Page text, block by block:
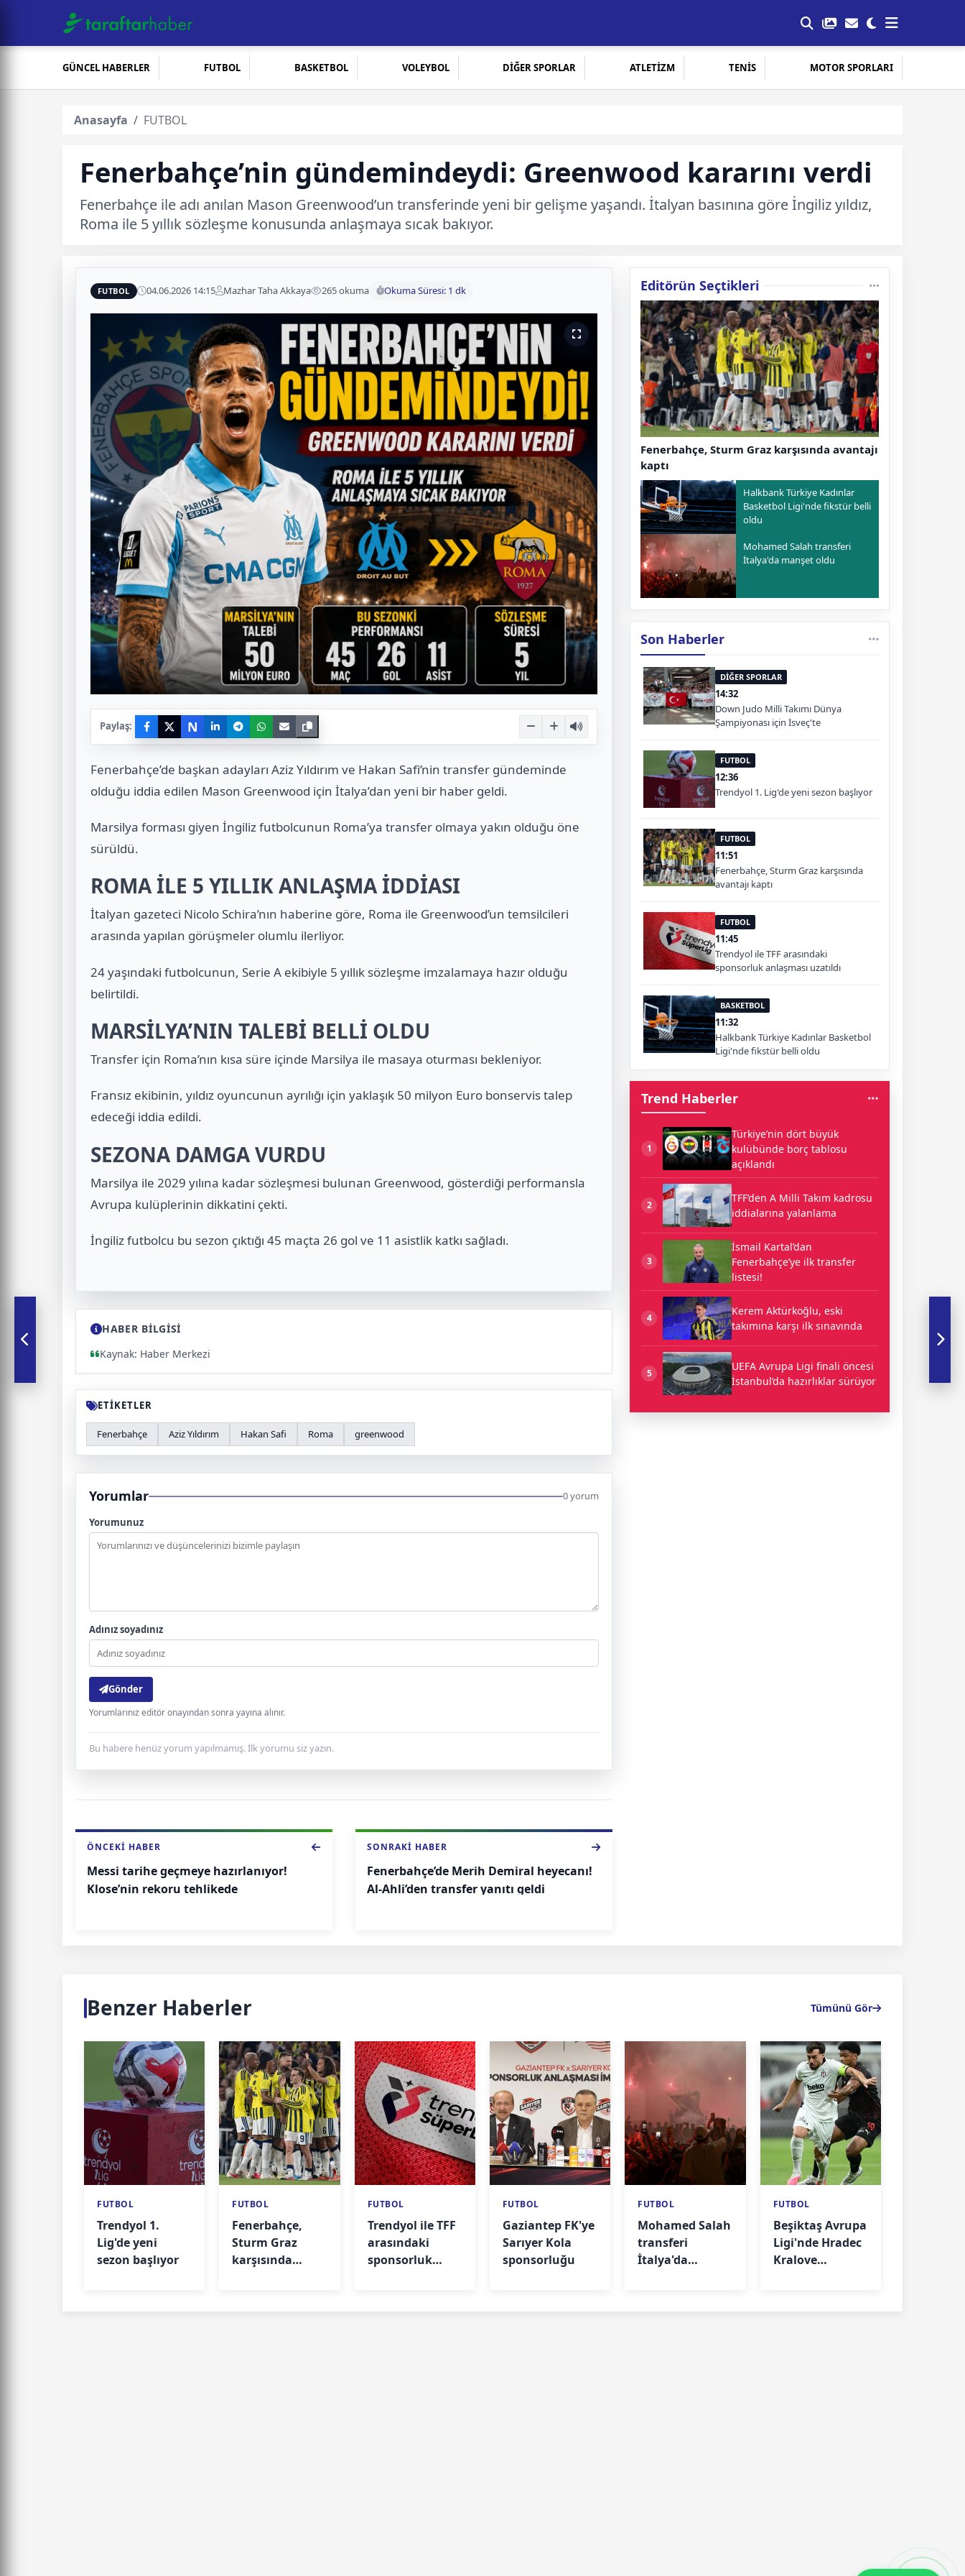
GÜNCEL HABERLER FUTBOL BASKETBOL VOLEYBOL DİĞER SPORLAR ATLETİZM TENİS MOTOR SPORLARI
Anasayfa FUTBOL
Fenerbahçe’nin gündemindeydi: Greenwood kararını verdi
Fenerbahçe ile adı anılan Mason Greenwood’un transferinde yeni bir gelişme yaşandı. İtalyan basınına göre İngiliz yıldız,
Roma ile 5 yıllık sözleşme konusunda anlaşmaya sıcak bakıyor.
FUTBOL 04.06.2026 14:15 Mazhar Taha Akkaya 265 okuma Okuma Süresi: 1 dk
Paylaş: N
Fenerbahçe’de başkan adayları Aziz Yıldırım ve Hakan Safi’nin transfer gündeminde
olduğu iddia edilen Mason Greenwood için İtalya’dan yeni bir haber geldi.
Marsilya forması giyen İngiliz futbolcunun Roma’ya transfer olmaya yakın olduğu öne
sürüldü.
ROMA İLE 5 YILLIK ANLAŞMA İDDİASI
İtalyan gazeteci Nicolo Schira’nın haberine göre, Roma ile Greenwood’un temsilcileri
arasında yapılan görüşmeler olumlu ilerliyor.
24 yaşındaki futbolcunun, Serie A ekibiyle 5 yıllık sözleşme imzalamaya hazır olduğu
belirtildi.
MARSİLYA’NIN TALEBİ BELLİ OLDU
Transfer için Roma’nın kısa süre içinde Marsilya ile masaya oturması bekleniyor.
Fransız ekibinin, yıldız oyuncunun ayrılığı için yaklaşık 50 milyon Euro bonservis talep
edeceği iddia edildi.
SEZONA DAMGA VURDU
Marsilya ile 2029 yılına kadar sözleşmesi bulunan Greenwood, gösterdiği performansla
Avrupa kulüplerinin dikkatini çekti.
İngiliz futbolcu bu sezon çıktığı 45 maçta 26 gol ve 11 asistlik katkı sağladı.
HABER BİLGİSİ
Kaynak: Haber Merkezi
ETİKETLER
Fenerbahçe Aziz Yıldırım Hakan Safi Roma greenwood
Yorumlar 0 yorum
Yorumunuz
Adınız soyadınız
Gönder
Yorumlarınız editör onayından sonra yayına alınır.
Bu habere henüz yorum yapılmamış. İlk yorumu siz yazın.
ÖNCEKI HABER
Messi tarihe geçmeye hazırlanıyor!
Klose’nin rekoru tehlikede
SONRAKI HABER
Fenerbahçe’de Merih Demiral heyecanı!
Al-Ahli’den transfer yanıtı geldi
Editörün Seçtikleri
Fenerbahçe, Sturm Graz karşısında avantajı
kaptı
Halkbank Türkiye Kadınlar
Basketbol Ligi'nde fikstür belli
oldu
Mohamed Salah transferi
İtalya'da manşet oldu
Son Haberler
DİĞER SPORLAR
14:32
Down Judo Milli Takımı Dünya
Şampiyonası için İsveç'te
FUTBOL
12:36
Trendyol 1. Lig'de yeni sezon başlıyor
FUTBOL
11:51
Fenerbahçe, Sturm Graz karşısında
avantajı kaptı
FUTBOL
11:45
Trendyol ile TFF arasındaki
sponsorluk anlaşması uzatıldı
BASKETBOL
11:32
Halkbank Türkiye Kadınlar Basketbol
Ligi'nde fikstür belli oldu
Trend Haberler
1
Türkiye’nin dört büyük
kulübünde borç tablosu
açıklandı
2
TFF’den A Milli Takım kadrosu
iddialarına yalanlama
3
İsmail Kartal’dan
Fenerbahçe’ye ilk transfer
listesi!
4
Kerem Aktürkoğlu, eski
takımına karşı ilk sınavında
5
UEFA Avrupa Ligi finali öncesi
İstanbul’da hazırlıklar sürüyor
Benzer Haberler Tümünü Gör
FUTBOL
Trendyol 1.
Lig'de yeni
sezon başlıyor
FUTBOL
Fenerbahçe,
Sturm Graz
karşısında
FUTBOL
Trendyol ile TFF
arasındaki
sponsorluk
FUTBOL
Gaziantep FK'ye
Sarıyer Kola
sponsorluğu
FUTBOL
Mohamed Salah
transferi
İtalya'da
FUTBOL
Beşiktaş Avrupa
Ligi'nde Hradec
Kralove